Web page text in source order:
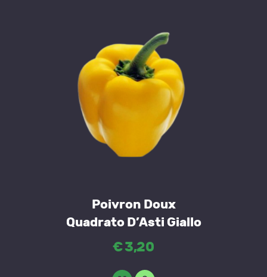
Poivron Doux
Quadrato D’Asti Giallo
€3,20